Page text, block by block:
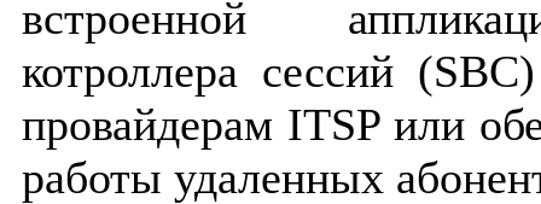
встроенной
котроллера сессий
провайдерам ITSP или
работы удаленных